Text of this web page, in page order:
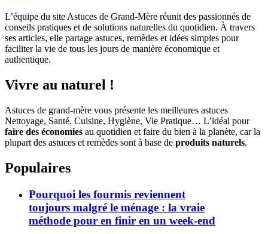
L’équipe du site Astuces de Grand-Mère réunit des passionnés de
conseils pratiques et de solutions naturelles du quotidien. À travers
ses articles, elle partage astuces, remèdes et idées simples pour
faciliter la vie de tous les jours de manière économique et
authentique.
Vivre au naturel !
Astuces de grand-mère vous présente les meilleures astuces
Nettoyage, Santé, Cuisine, Hygiène, Vie Pratique… L’idéal pour
faire des économies au quotidien et faire du bien à la planète, car la
plupart des astuces et remèdes sont à base de produits naturels.
Populaires
Pourquoi les fourmis reviennent
toujours malgré le ménage : la vraie
méthode pour en finir en un week-end